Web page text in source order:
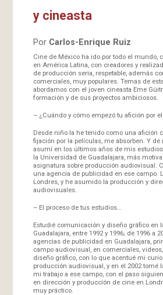
y cineasta
Por Carlos-Enrique Ruiz
Cine de México ha ido por todo el mundo,
en América Latina, con creadores y
de producción seria, respetable, además
comerciales, muy populares. Temas de
abordamos con el joven cineasta Eme
formación y de sus proyectos ambiciosos.
– ¿Cuándo y cómo empezó tu afición por
Desde niño la he tenido como una afición
fijación por la películas, me absorben. Y de
asumí en los últimos años de mis
la Universidad de Guadalajara, más
asignatura sobre producción audiovisual.
una agencia de publicidad en ese campo.
Londres, y he asumido la producción y
audiovisuales.
– El proceso de tus estudios…
Estudié comunicación y diseño gráfico en
Guadalajara, entre 1992 y 1996; de 1996 a
agencias de publicidad en Guadalajara,
campo audiovisual, en comerciales,
diseño gráfico, con lo que acentué mi
producción audiovisual, y en el 2002 tomé
mi trabajo a ese campo, con el paso
en dirección y producción de cine en
muy práctico.